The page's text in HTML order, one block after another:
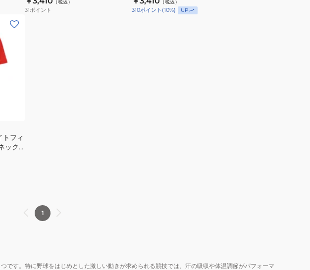
（税込）
31ポイント
（税込）
310ポイント (10%) UP
フィ
ック
1
です。特に野球をはじめとした激しい動きが求められる競技では、汗の吸収や体温調節がパフォーマ